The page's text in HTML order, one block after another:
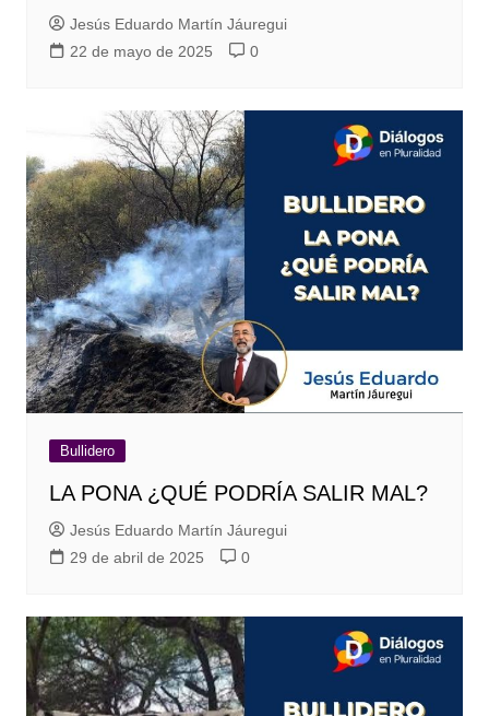
Jesús Eduardo Martín Jáuregui
22 de mayo de 2025
0
Bullidero
LA PONA ¿QUÉ PODRÍA SALIR MAL?
Jesús Eduardo Martín Jáuregui
29 de abril de 2025
0